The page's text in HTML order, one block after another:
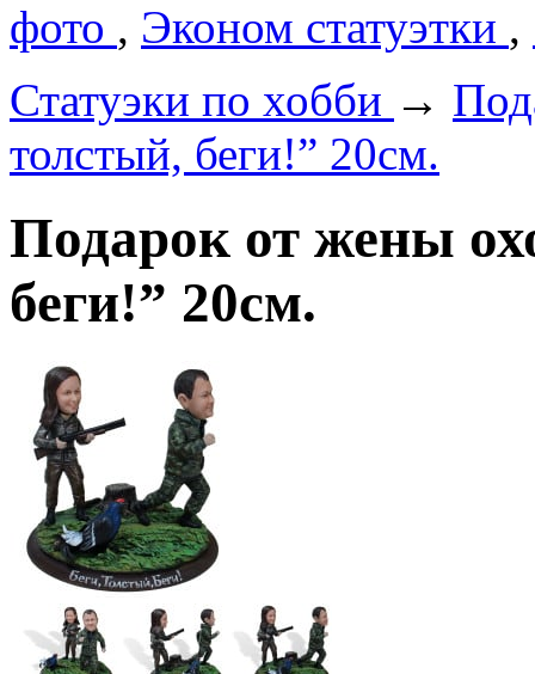
фото , Эконом статуэтки ,
Статуэки по хобби →
толстый, беги!” 20см.
Подарок от жены
беги!” 20см.